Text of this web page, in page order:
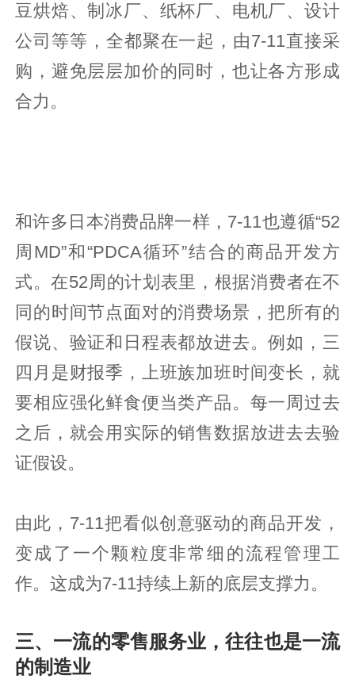
豆烘焙、制冰厂、纸杯厂、电机厂、设计
公司等等，全都聚在一起，由7-11直接采
购，避免层层加价的同时，也让各方形成
合力。
和许多日本消费品牌一样，7-11也遵循“52
周MD”和“PDCA循环”结合的商品开发方
式。在52周的计划表里，根据消费者在不
同的时间节点面对的消费场景，把所有的
假说、验证和日程表都放进去。例如，三
四月是财报季，上班族加班时间变长，就
要相应强化鲜食便当类产品。每一周过去
之后，就会用实际的销售数据放进去去验
证假设。
由此，7-11把看似创意驱动的商品开发，
变成了一个颗粒度非常细的流程管理工
作。这成为7-11持续上新的底层支撑力。
三、一流的零售服务业，往往也是一流
的制造业